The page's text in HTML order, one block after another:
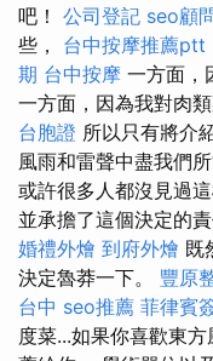
吧！ 公司登記 seo顧
些， 台中按摩推薦ptt
期 台中按摩 一方面，
一方面，因為我對肉
台胞證 所以只有將介
風雨和雷聲中盡我們
或許很多人都沒見過
並承擔了這個決定的
婚禮外燴 到府外燴 既
決定魯莽一下。 豐原
台中 seo推薦 菲律賓
度菜...如果你喜歡東